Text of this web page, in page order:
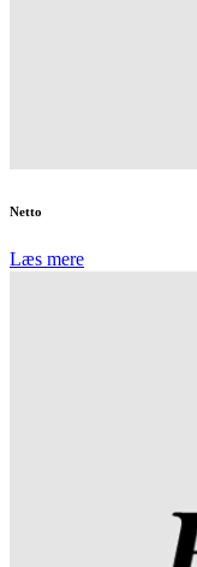
Netto
Læs mere